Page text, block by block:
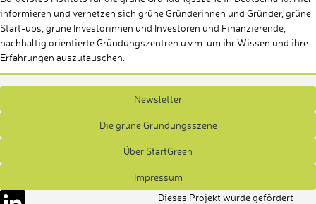
informieren und vernetzen sich grüne Gründerinnen und Gründer, grüne
Start-ups, grüne Investorinnen und Investoren und Finanzierende,
nachhaltig orientierte Gründungszentren u.v.m. um ihr Wissen und ihre
Erfahrungen auszutauschen.
Newsletter
Die grüne Gründungsszene
Über StartGreen
Impressum
Dieses Projekt wurde gefördert